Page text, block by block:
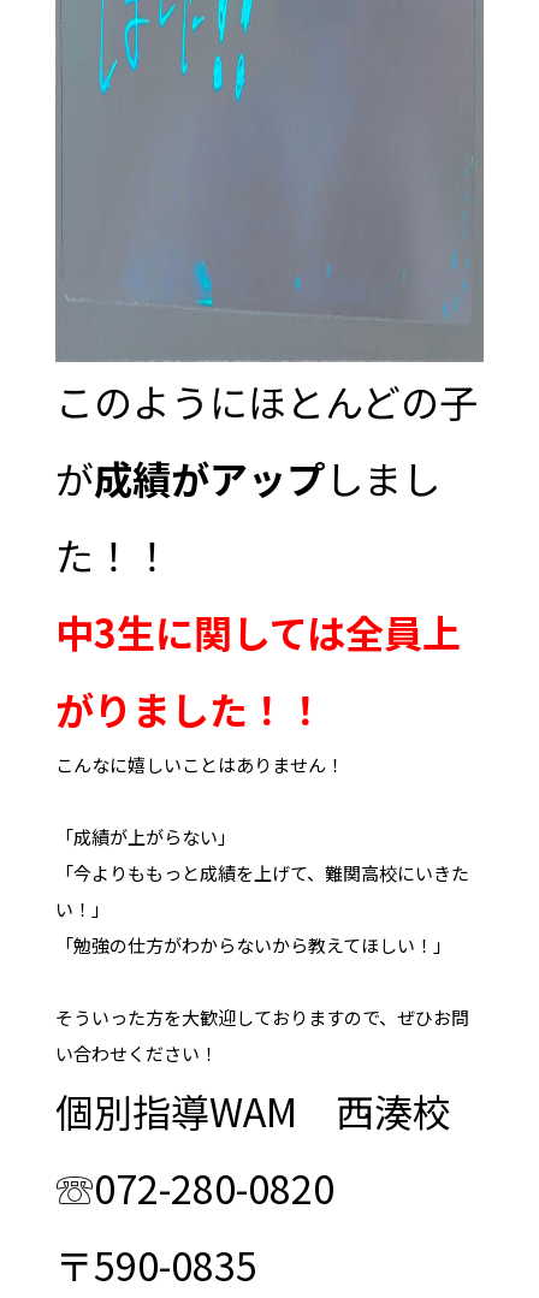
このようにほとんどの子
が成績がアップしまし
た！！
中3生に関しては全員上
がりました！！
こんなに嬉しいことはありません！
「成績が上がらない」
「今よりももっと成績を上げて、難関高校にいきた
い！」
「勉強の仕方がわからないから教えてほしい！」
そういった方を大歓迎しておりますので、ぜひお問
い合わせください！
個別指導WAM 西湊校
☏072-280-0820
〒590-0835